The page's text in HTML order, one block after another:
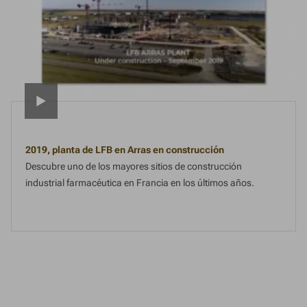
2019, planta de LFB en Arras en construcción
Descubre uno de los mayores sitios de construcción
industrial farmacéutica en Francia en los últimos años.